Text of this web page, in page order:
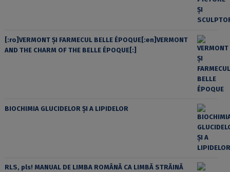
[:ro]VERMONT ȘI FARMECUL BELLE ÉPOQUE[:en]VERMONT
AND THE CHARM OF THE BELLE ÉPOQUE[:]
BIOCHIMIA GLUCIDELOR ȘI A LIPIDELOR
RLS, pls! MANUAL DE LIMBA ROMÂNĂ CA LIMBĂ STRĂINĂ